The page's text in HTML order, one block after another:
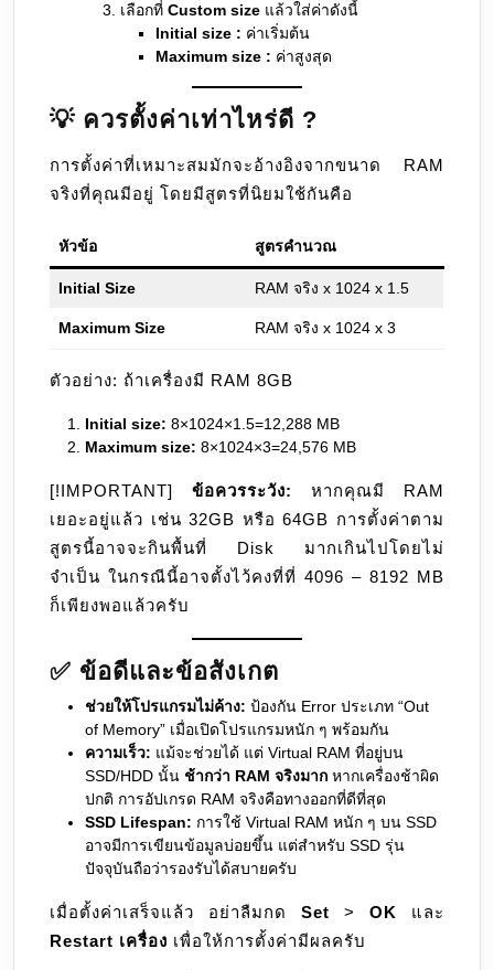
เลือกที่ Custom size แล้วใส่ค่าดังนี้
Initial size : ค่าเริ่มต้น
Maximum size : ค่าสูงสุด
💡 ควรตั้งค่าเท่าไหร่ดี ?
การตั้งค่าที่เหมาะสมมักจะอ้างอิงจากขนาด RAM
จริงที่คุณมีอยู่ โดยมีสูตรที่นิยมใช้กันคือ
หัวข้อ สูตรคำนวณ
Initial Size RAM จริง x 1024 x 1.5
Maximum Size RAM จริง x 1024 x 3
ตัวอย่าง: ถ้าเครื่องมี RAM 8GB
Initial size: 8×1024×1.5=12,288 MB
Maximum size: 8×1024×3=24,576 MB
[!IMPORTANT] ข้อควรระวัง:
หากคุณมี RAM
เยอะอยู่แล้ว เช่น 32GB หรือ 64GB การตั้งค่าตาม
สูตรนี้อาจจะกินพื้นที่ Disk มากเกินไปโดยไม่
จำเป็น ในกรณีนี้อาจตั้งไว้คงที่ที่ 4096 – 8192 MB
ก็เพียงพอแล้วครับ
✅ ข้อดีและข้อสังเกต
ช่วยให้โปรแกรมไม่ค้าง: ป้องกัน Error ประเภท “Out
of Memory” เมื่อเปิดโปรแกรมหนัก ๆ พร้อมกัน
ความเร็ว: แม้จะช่วยได้ แต่ Virtual RAM ที่อยู่บน
SSD/HDD นั้น ช้ากว่า RAM จริงมาก หากเครื่องช้าผิด
ปกติ การอัปเกรด RAM จริงคือทางออกที่ดีที่สุด
SSD Lifespan: การใช้ Virtual RAM หนัก ๆ บน SSD
อาจมีการเขียนข้อมูลบ่อยขึ้น แต่สำหรับ SSD รุ่น
ปัจจุบันถือว่ารองรับได้สบายครับ
เมื่อตั้งค่าเสร็จแล้ว อย่าลืมกด Set > OK
และ
Restart เครื่อง เพื่อให้การตั้งค่ามีผลครับ